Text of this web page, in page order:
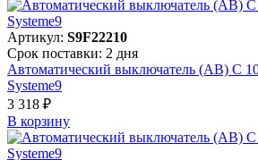
Артикул: S9F22210
Срок поставки: 2 дня
Автоматический выключатель (АВ) C
Systeme9
3 318 ₽
В корзинy